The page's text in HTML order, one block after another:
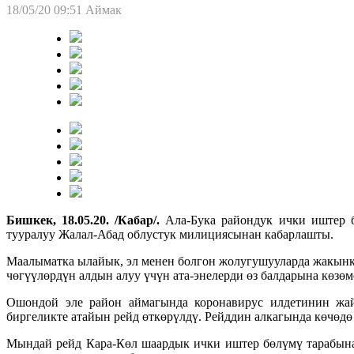
18/05/20 09:51 Аймак
Бишкек, 18.05.20. /Кабар/. Ала-Бука райондук ички иштер
тууралуу Жалал-Абад облустук милициясынан кабарлашты.
Маалыматка ылайык, эл менен болгон жолугушууларда
чөгүүлөрдүн алдын алуу үчүн ата-энелерди өз балдарына
Ошондой эле район аймагында коронавирус илдетинин
биргеликте атайын рейд өткөрүлдү. Рейддин алкагында
Мындай рейд Кара-Көл шаардык ички иштер бөлүмү